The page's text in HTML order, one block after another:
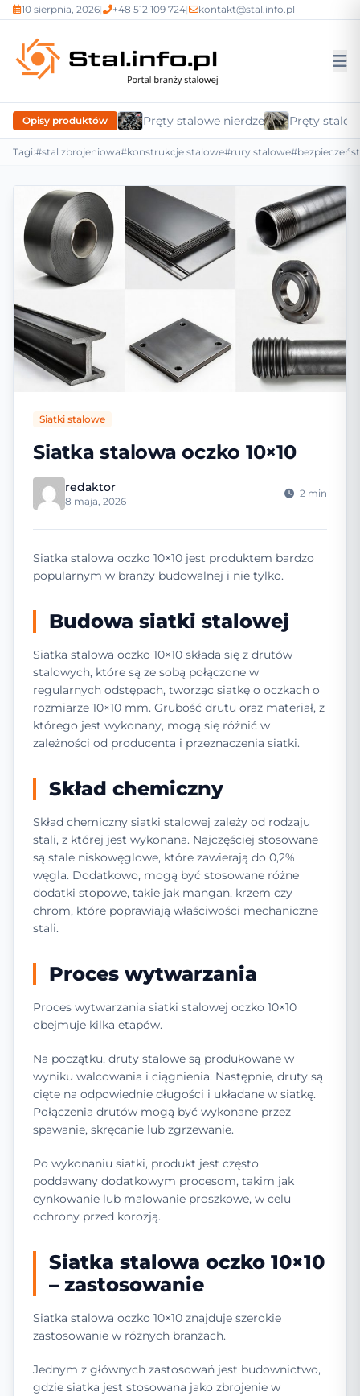
10 sierpnia, 2026| +48 512 109 724| kontakt@stal.info.pl
Opisy produktów Pręty stalowe nierdzewnePręty
Tagi:#stal zbrojeniowa#konstrukcje stalowe#rury stalowe
Siatki stalowe
Siatka stalowa oczko 10×10
redaktor
8 maja, 2026
2 min
Siatka stalowa oczko 10×10 jest produktem bardzo
popularnym w branży budowalnej i nie tylko.
Budowa siatki stalowej
Siatka stalowa oczko 10×10 składa się z drutów
stalowych, które są ze sobą połączone w
regularnych odstępach, tworząc siatkę o oczkach o
rozmiarze 10×10 mm. Grubość drutu oraz materiał, z
którego jest wykonany, mogą się różnić w
zależności od producenta i przeznaczenia siatki.
Skład chemiczny
Skład chemiczny siatki stalowej zależy od rodzaju
stali, z której jest wykonana. Najczęściej stosowane
są stale niskowęglowe, które zawierają do 0,2%
węgla. Dodatkowo, mogą być stosowane różne
dodatki stopowe, takie jak mangan, krzem czy
chrom, które poprawiają właściwości mechaniczne
stali.
Proces wytwarzania
Proces wytwarzania siatki stalowej oczko 10×10
obejmuje kilka etapów.
Na początku, druty stalowe są produkowane w
wyniku walcowania i ciągnienia. Następnie, druty są
cięte na odpowiednie długości i układane w siatkę.
Połączenia drutów mogą być wykonane przez
spawanie, skręcanie lub zgrzewanie.
Po wykonaniu siatki, produkt jest często
poddawany dodatkowym procesom, takim jak
cynkowanie lub malowanie proszkowe, w celu
ochrony przed korozją.
Siatka stalowa oczko 10×10
– zastosowanie
Siatka stalowa oczko 10×10 znajduje szerokie
zastosowanie w różnych branżach.
Jednym z głównych zastosowań jest budownictwo,
gdzie siatka jest stosowana jako zbrojenie w